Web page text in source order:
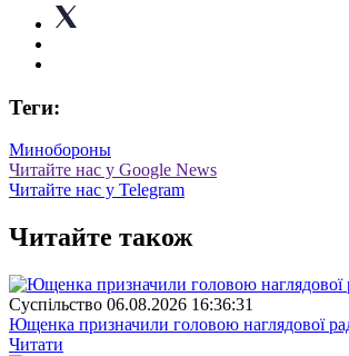
Теги:
Минобороны
Читайте нас у Google News
Читайте нас у Telegram
Читайте також
Суспiльство 06.08.2026 16:36:31
Ющенка призначили головою наглядової
Читати